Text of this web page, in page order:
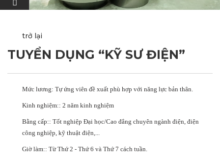
trở lại
TUYỂN DỤNG “KỸ SƯ ĐIỆN”
Mức lương: Tự ứng viên đề xuất phù hợp với năng lực bản thân.
Kinh nghiệm:: 2 năm kinh nghiệm
Bằng cấp:: Tốt nghiệp Đại học/Cao đẳng chuyên ngành điện, điện
công nghiệp, kỹ thuật điện,...
Giờ làm:: Từ Thứ 2 - Thứ 6 và Thứ 7 cách tuần.